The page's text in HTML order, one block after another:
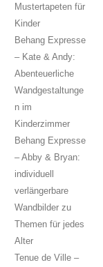
Mustertapeten für
Kinder
Behang Expresse
– Kate & Andy:
Abenteuerliche
Wandgestaltunge
n im
Kinderzimmer
Behang Expresse
– Abby & Bryan:
individuell
verlängerbare
Wandbilder zu
Themen für jedes
Alter
Tenue de Ville –